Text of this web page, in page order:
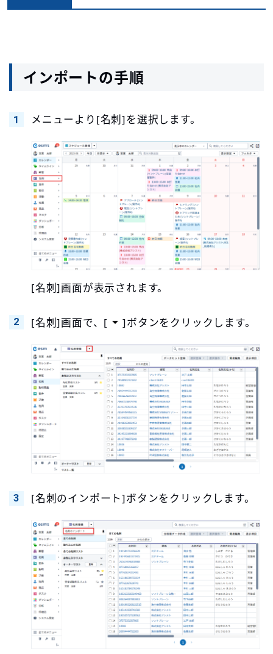
インポートの手順
メニューより[名刺]を選択します。
[名刺]画面が表示されます。
[名刺]画面で、[ ]ボタンをクリックします。
[名刺のインポート]ボタンをクリックします。